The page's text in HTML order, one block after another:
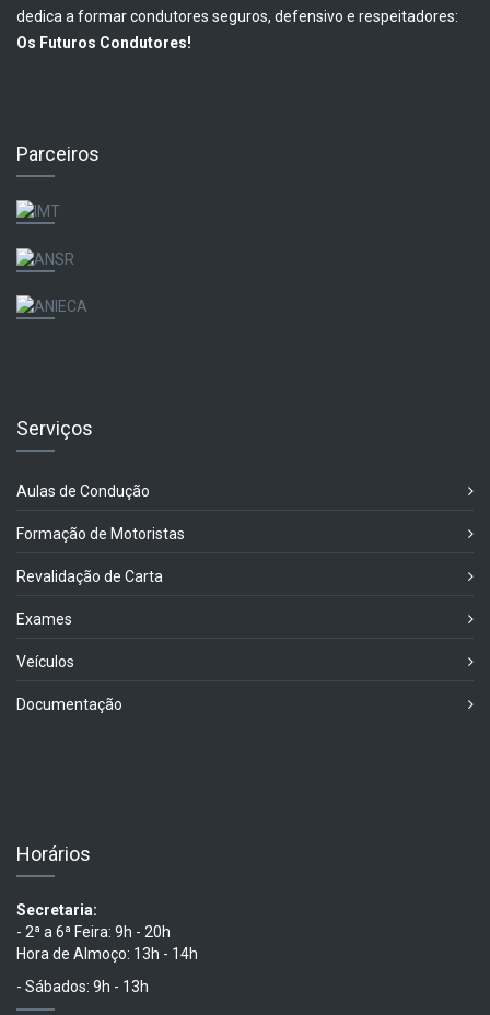
dedica a formar condutores seguros, defensivo e respeitadores:
Os Futuros Condutores!
Parceiros
Serviços
Aulas de Condução
Formação de Motoristas
Revalidação de Carta
Exames
Veículos
Documentação
Horários
Secretaria:
- 2ª a 6ª Feira: 9h - 20h
Hora de Almoço: 13h - 14h
- Sábados: 9h - 13h